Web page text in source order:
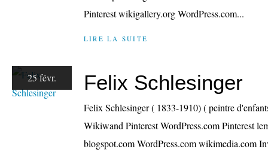
Pinterest wikigallery.org WordPress.com...
LIRE LA SUITE
25 févr. Felix Schlesinger
Felix Schlesinger ( 1833-1910) ( peintre
Wikiwand Pinterest WordPress.com Pinterest
blogspot.com WordPress.com wikimedia.com